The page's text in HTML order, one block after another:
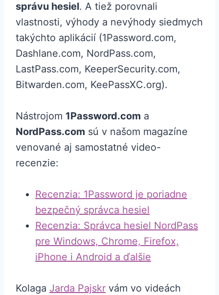
správu hesiel. A tiež porovnali
vlastnosti, výhody a nevýhody siedmych
takýchto aplikácií (1Password.com,
Dashlane.com, NordPass.com,
LastPass.com, KeeperSecurity.com,
Bitwarden.com, KeePassXC.org).
Nástrojom 1Password.com a
NordPass.com sú v našom magazíne
venované aj samostatné video-
recenzie:
Recenzia: 1Password je poriadne
bezpečný správca hesiel
Recenzia: Správca hesiel NordPass
pre Windows, Chrome, Firefox,
iPhone i Android a ďalšie
Kolaga Jarda Pajskr vám vo videách